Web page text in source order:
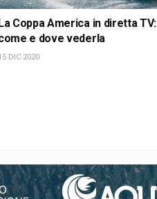
Coppa America in diretta TV:
e dove vederla
DIC 2020